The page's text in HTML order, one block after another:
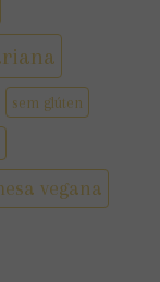
sem glúten
vegana